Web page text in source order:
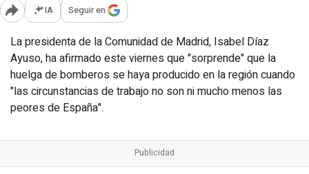
Abrir opciones para compartir
IA Seguir en
La presidenta de la Comunidad de Madrid, Isabel Díaz
Ayuso, ha afirmado este viernes que "sorprende" que la
huelga de bomberos se haya producido en la región cuando
"las circunstancias de trabajo no son ni mucho menos las
peores de España".